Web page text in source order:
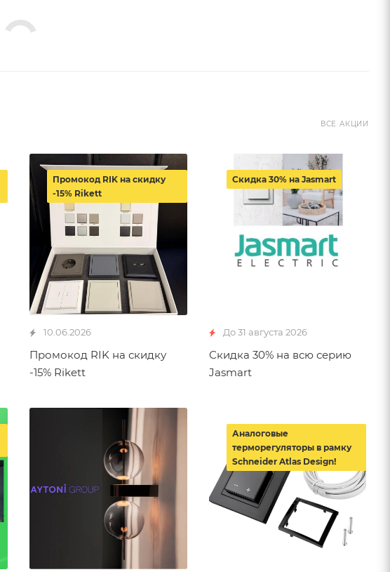
ВСЕ АКЦИИ
10.06.2026
Промокод RIK на скидку
-15% Rikett
Промокод RIK на скидку
-15% Rikett
До 31 августа 2026
Скидка 30% на всю серию
Jasmart
Скидка 30% на Jasmart
Аналоговые
терморегуляторы в рамку
Schneider Atlas Design!